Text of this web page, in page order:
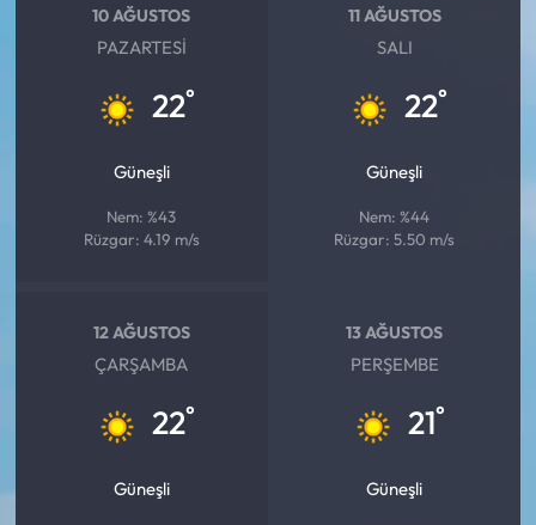
10 AĞUSTOS
PAZARTESI
22°
Güneşli
Nem: %43
Rüzgar: 4.19 m/s
11 AĞUSTOS
SALI
22°
Güneşli
Nem: %44
Rüzgar: 5.50 m/s
12 AĞUSTOS
ÇARŞAMBA
22°
Güneşli
13 AĞUSTOS
PERŞEMBE
21°
Güneşli